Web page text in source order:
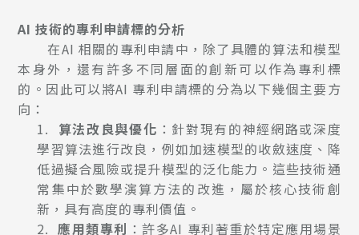
AI技術的專利申請標的分析
在AI 相關的專利申請中，除了具體的算法和模型
本身外，還有許多不同層面的創新可以作為專利標
的。因此可以將AI 專利申請標的分為以下幾個主要方
向：
1. 算法改良與優化 ：針對現有的神經網路或深度
學習算法進行改良，例如加速模型的收斂速度、降
低過擬合風險或提升模型的泛化能力。這些技術通
常集中於數學演算方法的改進，屬於核心技術創
新，具有高度的專利價值。
2.應用類專利 ：許多AI 專利著重於特定應用場景